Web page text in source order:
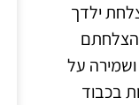
ילדך
על
בכבוד